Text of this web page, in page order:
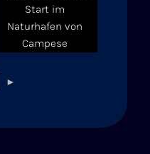
Start im
Naturhafen von
Campese
►